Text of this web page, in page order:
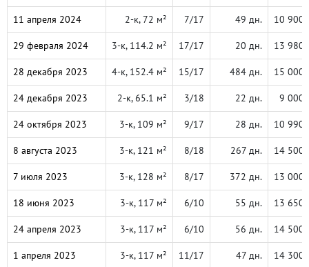
11 апреля 2024 2-к, 72 м² 7/17 49 дн. 10 900
29 февраля 2024 3-к, 114.2 м² 17/17 20 дн. 13 980
28 декабря 2023 4-к, 152.4 м² 15/17 484 дн. 15 000
24 декабря 2023 2-к, 65.1 м² 3/18 22 дн. 9 000
24 октября 2023 3-к, 109 м² 9/17 28 дн. 10 990
8 августа 2023 3-к, 121 м² 8/18 267 дн. 14 500
7 июля 2023 3-к, 128 м² 8/17 372 дн. 13 000
18 июня 2023 3-к, 117 м² 6/10 55 дн. 13 650
24 апреля 2023 3-к, 117 м² 6/10 56 дн. 14 500
1 апреля 2023 3-к, 117 м² 11/17 47 дн. 14 300